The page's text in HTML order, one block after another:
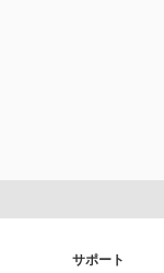
サポート